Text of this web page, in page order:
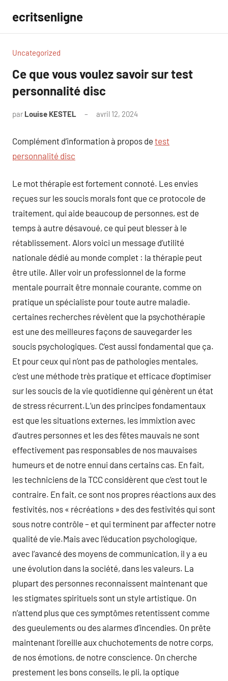
contenu
ecritsenligne
Uncategorized
Ce que vous voulez savoir sur test
personnalité disc
par Louise KESTEL avril 12, 2024
Complément d’information à propos de test
personnalité disc
Le mot thérapie est fortement connoté. Les envies
reçues sur les soucis morals font que ce protocole de
traitement, qui aide beaucoup de personnes, est de
temps à autre désavoué, ce qui peut blesser à le
rétablissement. Alors voici un message d’utilité
nationale dédié au monde complet : la thérapie peut
être utile. Aller voir un professionnel de la forme
mentale pourrait être monnaie courante, comme on
pratique un spécialiste pour toute autre maladie.
certaines recherches révèlent que la psychothérapie
est une des meilleures façons de sauvegarder les
soucis psychologiques. C’est aussi fondamental que ça.
Et pour ceux qui n’ont pas de pathologies mentales,
c’est une méthode très pratique et efficace d’optimiser
sur les soucis de la vie quotidienne qui génèrent un état
de stress récurrent.L’un des principes fondamentaux
est que les situations externes, les immixtion avec
d’autres personnes et les des fêtes mauvais ne sont
effectivement pas responsables de nos mauvaises
humeurs et de notre ennui dans certains cas. En fait,
les techniciens de la TCC considèrent que c’est tout le
contraire. En fait, ce sont nos propres réactions aux des
festivités, nos « récréations » des des festivités qui sont
sous notre contrôle – et qui terminent par affecter notre
qualité de vie.Mais avec l’éducation psychologique,
avec l’avancé des moyens de communication, il y a eu
une évolution dans la société, dans les valeurs. La
plupart des personnes reconnaissent maintenant que
les stigmates spirituels sont un style artistique. On
n’attend plus que ces symptômes retentissent comme
des gueulements ou des alarmes d’incendies. On prête
maintenant l’oreille aux chuchotements de notre corps,
de nos émotions, de notre conscience. On cherche
prestement les bons conseils, le pli, la optique